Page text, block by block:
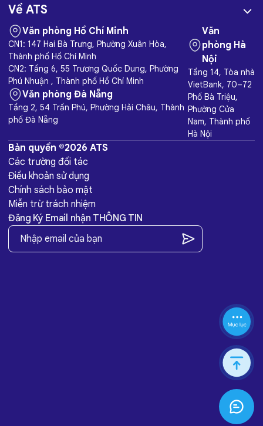
Về ATS
Văn phòng Hồ Chí Minh
CN1: 147 Hai Bà Trưng, Phường Xuân Hòa,
Thành phố Hồ Chí Minh
CN2: Tầng 6, 55 Trương Quốc Dung, Phường
Phú Nhuận , Thành phố Hồ Chí Minh
Văn phòng Đà Nẵng
Tầng 2, 54 Trần Phú, Phường Hải Châu, Thành
phố Đà Nẵng
Văn
phòng Hà
Nội
Tầng 14, Tòa nhà
VietBank, 70–72
Phố Bà Triệu,
Phường Cửa
Nam, Thành phố
Hà Nội
Bản quyền ©2026 ATS
Các trường đối tác
Điều khoản sử dụng
Chính sách bảo mật
Miễn trừ trách nhiệm
Đăng Ký Email nhận THÔNG TIN